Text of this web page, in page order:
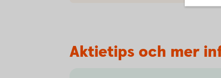
Aktietips och mer